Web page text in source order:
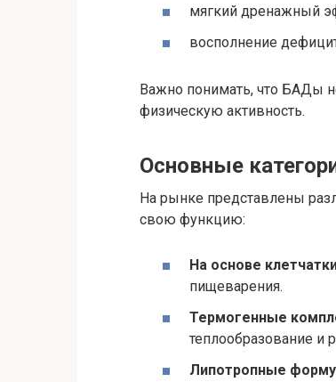
мягкий дренажный
восполнение
Важно понимать, что БАДы
физическую активность.
Основные
На рынке представлены
свою функцию:
На основе
пищеварения.
Термогенные
теплообразование и
Липотропные